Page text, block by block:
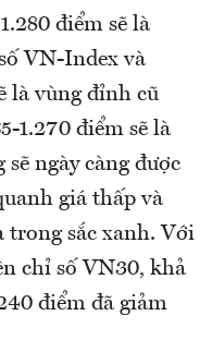
điểm sẽ là
VN-Index và
là vùng đỉnh cũ
1.270 điểm sẽ là
ngày càng được
giá thấp và
trong sắc xanh. Với
chỉ số VN30, khả
điểm đã giảm